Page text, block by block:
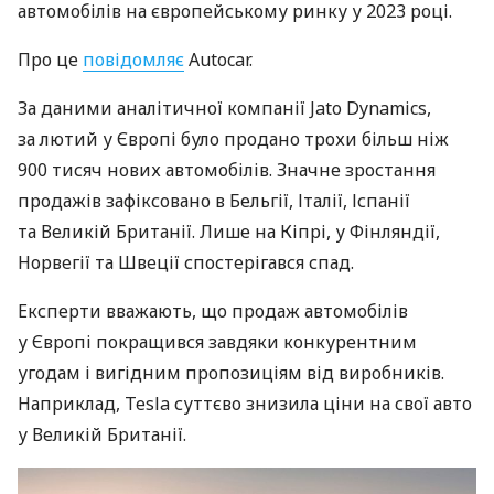
автомобілів на європейському ринку у 2023 році.
Про це повідомляєAutocar.
За даними аналітичної компанії Jato Dynamics,
за лютий у Європі було продано трохи більш ніж
900 тисяч нових автомобілів. Значне зростання
продажів зафіксовано в Бельгії, Італії, Іспанії
та Великій Британії. Лише на Кіпрі, у Фінляндії,
Норвегії та Швеції спостерігався спад.
Експерти вважають, що продаж автомобілів
у Європі покращився завдяки конкурентним
угодам і вигідним пропозиціям від виробників.
Наприклад, Tesla суттєво знизила ціни на свої авто
у Великій Британії.